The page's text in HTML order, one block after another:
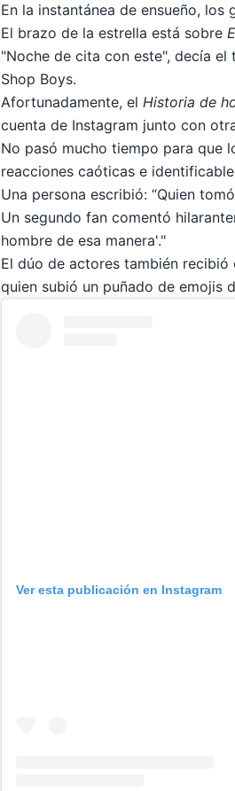
En la instantánea de ensueño,
El brazo de la estrella está sobre
"Noche de cita con este", decía
Shop Boys.
Afortunadamente, el Historia de
cuenta de Instagram junto con
No pasó mucho tiempo para que
reacciones caóticas e
Una persona escribió: “Quien
Un segundo fan comentó
hombre de esa manera'."
El dúo de actores también
quien subió un puñado de emojis
Ver esta publicación en Instagram